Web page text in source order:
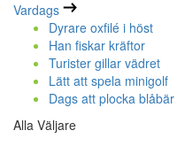
Vardags
Dyrare oxfilé i höst
Han fiskar kräftor
Turister gillar vädret
Lätt att spela minigolf
Dags att plocka blåbär
Alla Väljare